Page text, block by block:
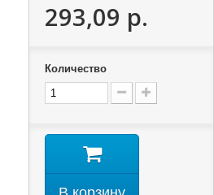
293,09 р.
Количество